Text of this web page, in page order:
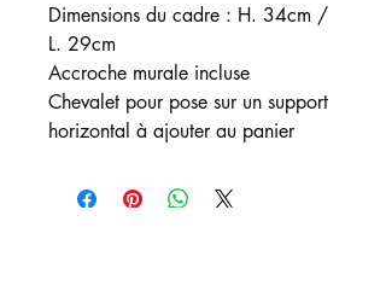
Dimensions du cadre : H. 34cm /
L. 29cm
Accroche murale incluse
Chevalet pour pose sur un support
horizontal à ajouter au panier